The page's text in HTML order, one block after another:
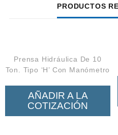
PRODUCTOS
Prensa Hidráulica De 10
Ton. Tipo ‘H’ Con Manómetro
AÑADIR A LA
COTIZACIÓN